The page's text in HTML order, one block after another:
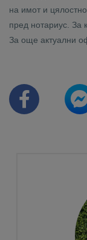
на имот и
пред нотариус. За
За още актуални